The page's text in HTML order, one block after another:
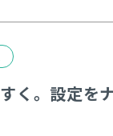
く。設定を